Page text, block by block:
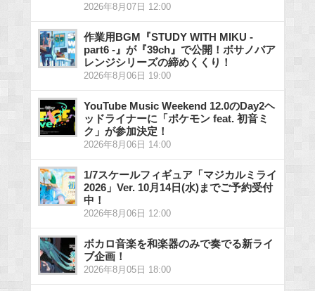
2026年8月07日 12:00
作業用BGM『STUDY WITH MIKU -
part6 -』が『39ch』で公開！ボサノバア
レンジシリーズの締めくくり！
2026年8月06日 19:00
YouTube Music Weekend 12.0のDay2ヘ
ッドライナーに「ポケモン feat. 初音ミ
ク」が参加決定！
2026年8月06日 14:00
1/7スケールフィギュア「マジカルミライ
2026」Ver. 10月14日(水)までご予約受付
中！
2026年8月06日 12:00
ボカロ音楽を和楽器のみで奏でる新ライ
ブ企画！
2026年8月05日 18:00